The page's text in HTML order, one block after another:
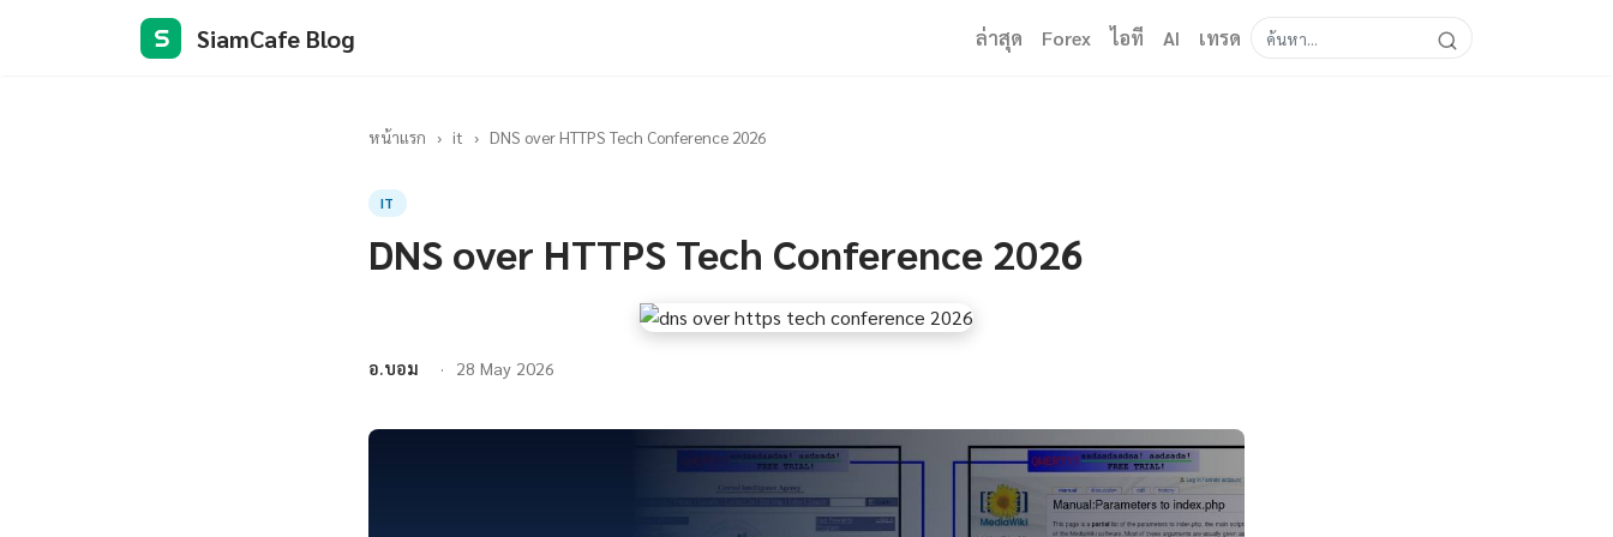
S SiamCafe Blog ล่าสุด Forex ไอที AI เทรด
หน้าแรก › it › DNS over HTTPS Tech Conference 2026
IT
DNS over HTTPS Tech Conference 2026
อ.บอม 28 May 2026